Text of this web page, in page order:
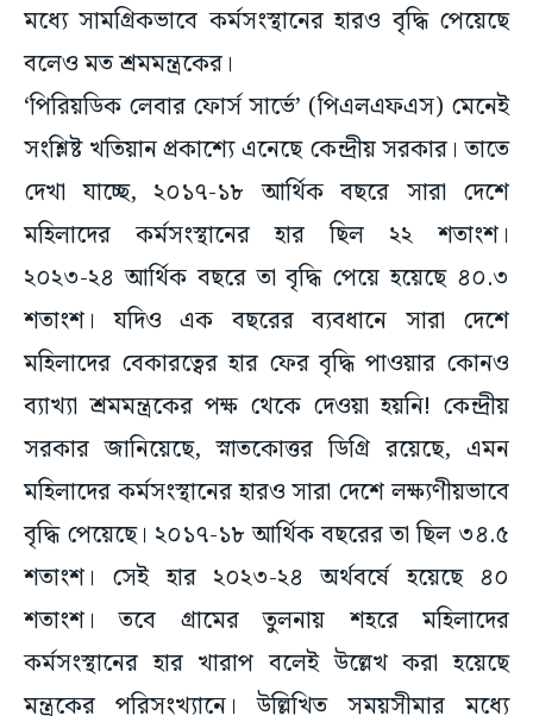
মধ্যে সামগ্রিকভাবে কর্মসংস্থানের হারও বৃদ্ধি পেয়েছে
বলেও মত শ্রমমন্ত্রকের।
‘পিরিয়ডিক লেবার ফোর্স সার্ভে’ (পিএলএফএস) মেনেই
সংশ্লিষ্ট খতিয়ান প্রকাশ্যে এনেছে কেন্দ্রীয় সরকার। তাতে
দেখা যাচ্ছে, ২০১৭-১৮ আর্থিক বছরে সারা দেশে
মহিলাদের কর্মসংস্থানের হার ছিল ২২ শতাংশ।
২০২৩-২৪ আর্থিক বছরে তা বৃদ্ধি পেয়ে হয়েছে ৪০.৩
শতাংশ। যদিও এক বছরের ব্যবধানে সারা দেশে
মহিলাদের বেকারত্বের হার ফের বৃদ্ধি পাওয়ার কোনও
ব্যাখ্যা শ্রমমন্ত্রকের পক্ষ থেকে দেওয়া হয়নি! কেন্দ্রীয়
সরকার জানিয়েছে, স্নাতকোত্তর ডিগ্রি রয়েছে, এমন
মহিলাদের কর্মসংস্থানের হারও সারা দেশে লক্ষ্যণীয়ভাবে
বৃদ্ধি পেয়েছে। ২০১৭-১৮ আর্থিক বছরের তা ছিল ৩৪.৫
শতাংশ। সেই হার ২০২৩-২৪ অর্থবর্ষে হয়েছে ৪০
শতাংশ। তবে গ্রামের তুলনায় শহরে মহিলাদের
কর্মসংস্থানের হার খারাপ বলেই উল্লেখ করা হয়েছে
মন্ত্রকের পরিসংখ্যানে। উল্লিখিত সময়সীমার মধ্যে